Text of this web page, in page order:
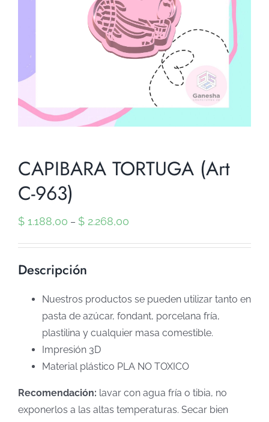
CAPIBARA TORTUGA (Art
C-963)
$ 1.188,00 – $ 2.268,00
Descripción
Nuestros productos se pueden utilizar tanto en
pasta de azúcar, fondant, porcelana fría,
plastilina y cualquier masa comestible.
Impresión 3D
Material plástico PLA NO TOXICO
Recomendación: lavar con agua fría o tibia, no
exponerlos a las altas temperaturas. Secar bien